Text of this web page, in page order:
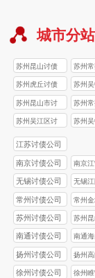
城市分站
苏州昆山讨债
公司
苏州
公司
苏州虎丘讨债
公司
苏州
公司
苏州昆山市讨
债公司
苏州
债公司
苏州吴江区讨
债公司
苏州
江苏讨债公司
南京讨债公司
南京
公司
无锡讨债公司
无锡
公司
常州讨债公司
常州
公司
苏州讨债公司
苏州
公司
南通讨债公司
南通
公司
扬州讨债公司
扬州
债公司
徐州讨债公司
徐州